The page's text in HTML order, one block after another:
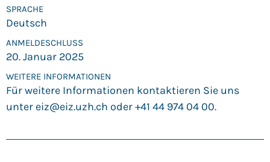
SPRACHE
Deutsch
ANMELDE­SCHLUSS
20. Januar 2025
WEITERE INFORMATIONEN
Für weitere Informationen kontaktieren Sie uns
unter eiz@eiz.uzh.ch oder +41 44 974 04 00.